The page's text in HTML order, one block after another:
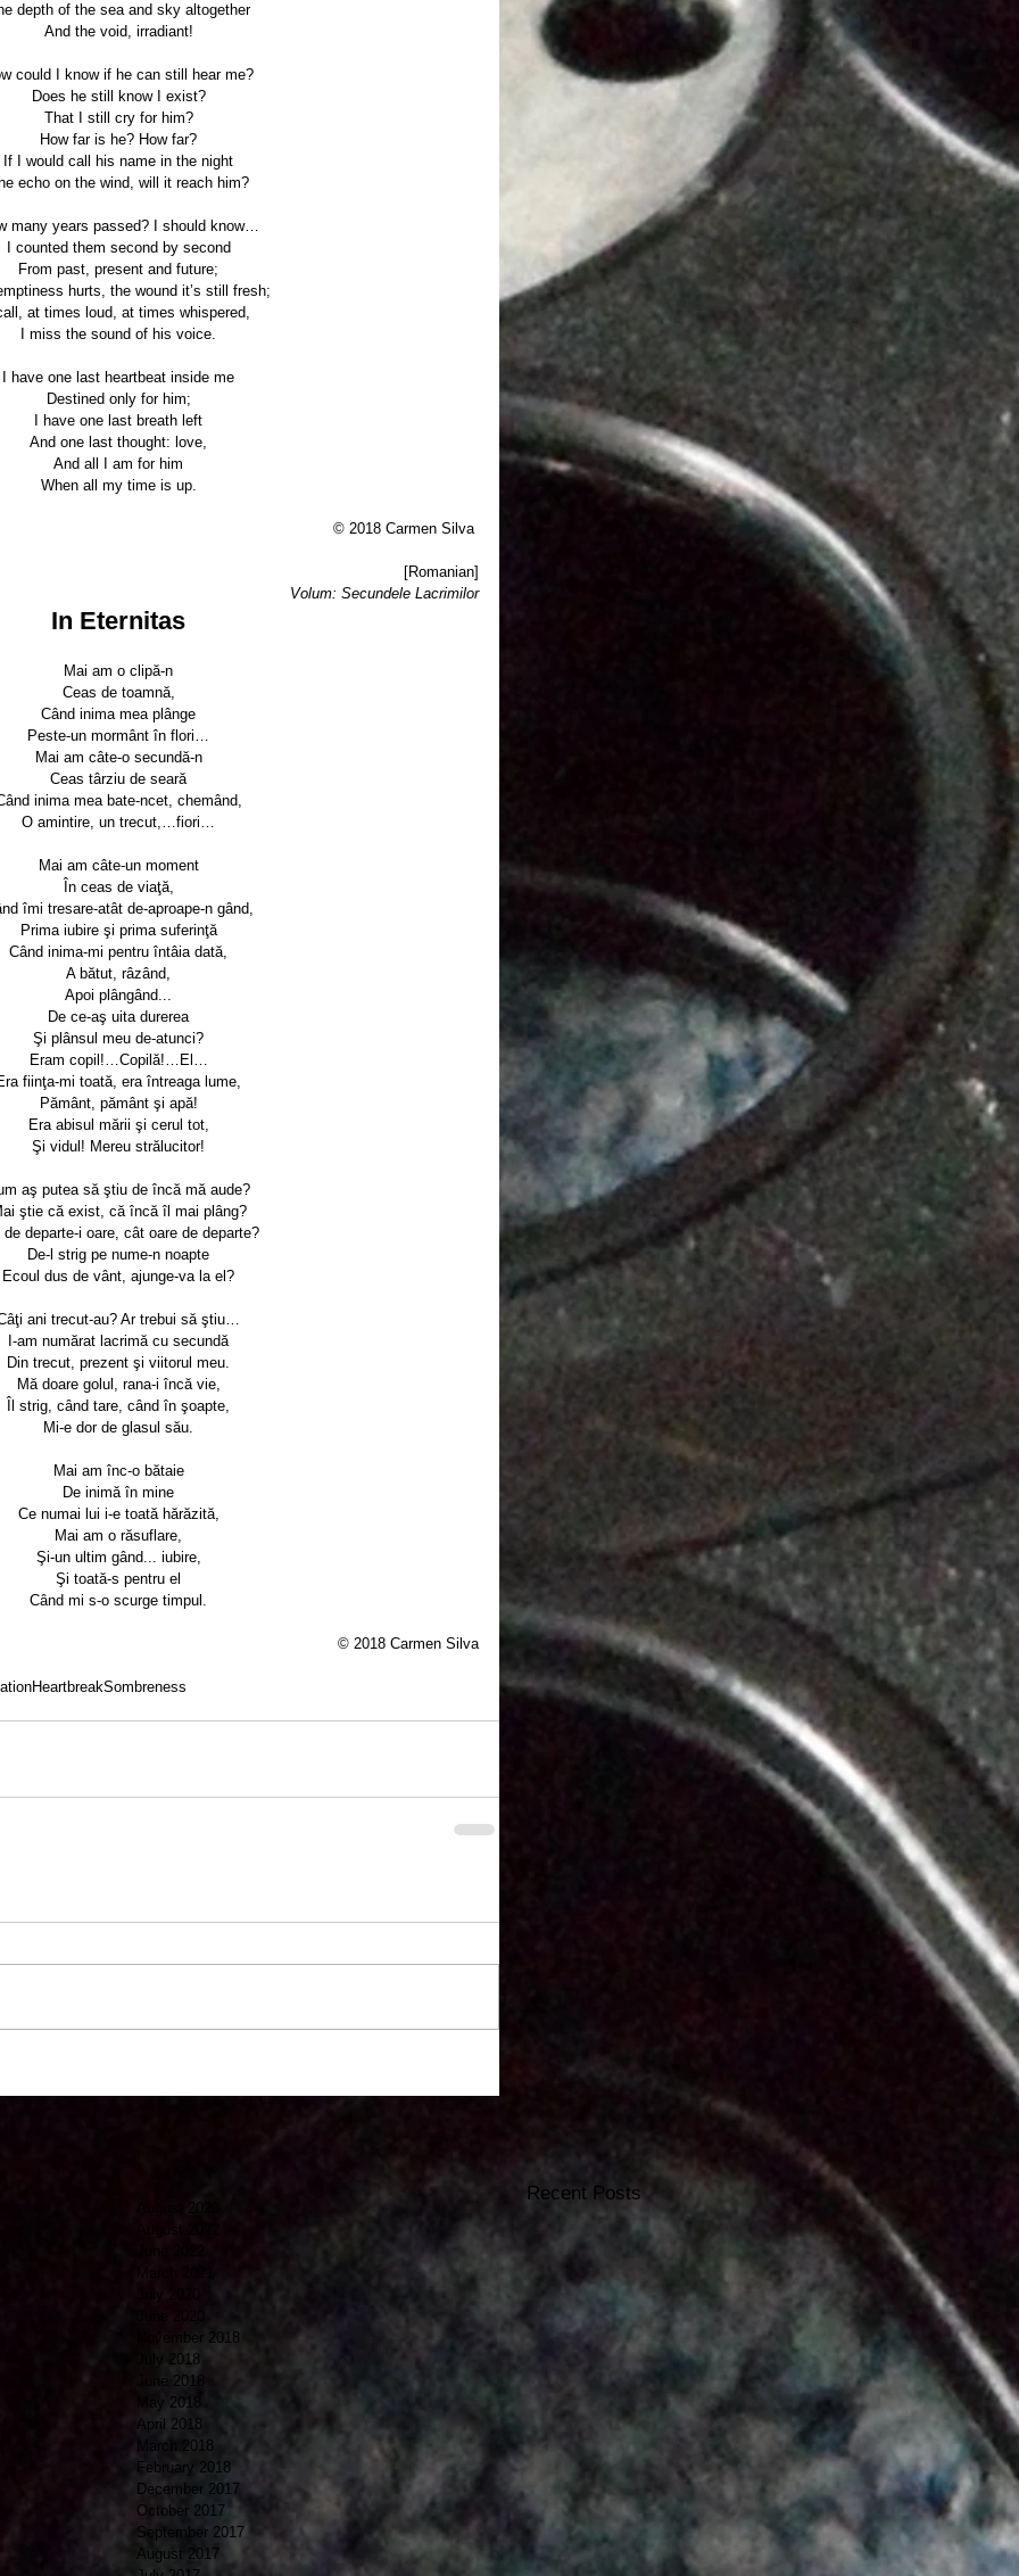
depth of the sea and sky altogether
And the void, irradiant!
could I know if he can still hear me?
Does he still know I exist?
That I still cry for him?
How far is he? How far?
If I would call his name in the night
echo on the wind, will it reach him?
many years passed? I should know…
I counted them second by second
From past, present and future;
hurts, the wound it’s still fresh;
at times loud, at times whispered,
I miss the sound of his voice.
I have one last heartbeat inside me
Destined only for him;
I have one last breath left
And one last thought: love,
And all I am for him
When all my time is up.
© 2018 Carmen Silva
[Romanian]
Volum: Secundele Lacrimilor
In Eternitas
Mai am o clipă-n
Ceas de toamnă,
Când inima mea plânge
Peste-un mormânt în flori…
Mai am câte-o secundă-n
Ceas târziu de seară
inima mea bate-ncet, chemând,
O amintire, un trecut,…fiori…
Mai am câte-un moment
În ceas de viaţă,
îmi tresare-atât de-aproape-n gând,
Prima iubire şi prima suferinţă
Când inima-mi pentru întâia dată,
A bătut, râzând,
Apoi plângând...
De ce-aş uita durerea
Şi plânsul meu de-atunci?
Eram copil!…Copilă!…El…
fiinţa-mi toată, era întreaga lume,
Pământ, pământ şi apă!
Era abisul mării şi cerul tot,
Şi vidul! Mereu strălucitor!
aş putea să ştiu de încă mă aude?
ştie că exist, că încă îl mai plâng?
de departe-i oare, cât oare de departe?
De-l strig pe nume-n noapte
Ecoul dus de vânt, ajunge-va la el?
ani trecut-au? Ar trebui să ştiu…
I-am numărat lacrimă cu secundă
Din trecut, prezent şi viitorul meu.
Mă doare golul, rana-i încă vie,
Îl strig, când tare, când în şoapte,
Mi-e dor de glasul său.
Mai am înc-o bătaie
De inimă în mine
Ce numai lui i-e toată hărăzită,
Mai am o răsuflare,
Şi-un ultim gând... iubire,
Şi toată-s pentru el
Când mi s-o scurge timpul.
© 2018 Carmen Silva
HeartbreakSombreness
August 2023
August 2022
June 2022
March 2021
June 2020
November 2018
July 2018
June 2018
May 2018
April 2018
March 2018
February 2018
December 2017
October 2017
September 2017
August 2017
Recent Posts